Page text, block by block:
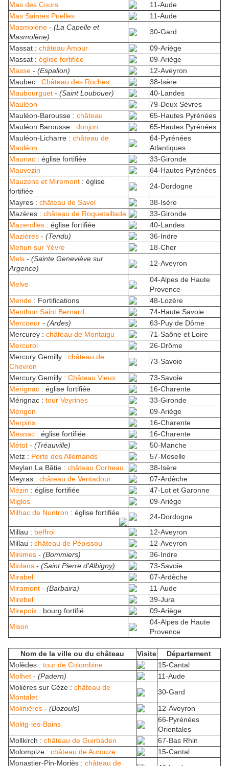
Mas des Cours
11-Aude
Mas Saintes Puelles
11-Aude
Masmolène - (La Capelle et
Masmolène)
30-Gard
Massat : château Amour
09-Ariège
Massat : église fortifiée
09-Ariège
Masse - (Espalion)
12-Aveyron
Maubec : Château des Roches
38-Isère
Maubourguet - (Saint Loubouer)
40-Landes
Mauléon
79-Deux Sèvres
Mauléon-Barousse : château
65-Hautes Pyrénées
Mauléon Barousse : donjon
65-Hautes Pyrénées
Mauléon-Licharre : château de
Mauléon
64-Pyrénées
Atlantiques
Mauriac : église fortifiée
33-Gironde
Mauvezin
64-Hautes Pyrénées
Mauzens et Miremont : église
fortifiée
24-Dordogne
Mayres : château de Savel
38-Isère
Mazères : château de Roquetaillade
33-Gironde
Mazerolles : église fortifiée
40-Landes
Mazières - (Tendu)
36-Indre
Mehun sur Yèvre
18-Cher
Mels - (Sainte Geneviève sur
Argence)
12-Aveyron
Melve
04-Alpes de Haute
Provence
Mende : Fortifications
48-Lozère
Menthon Saint Bernard
74-Haute Savoie
Mercoeur - (Ardes)
63-Puy de Dôme
Mercurey : château de Montaigu
71-Saône et Loire
Mercurol
26-Drôme
Mercury Gemilly : château de
Chevron
73-Savoie
Mercury Gemilly : Château Vieux
73-Savoie
Mérignac : église fortifiée
16-Charente
Mérignac : tour Veyrines
33-Gironde
Mérigon
09-Ariège
Merpins
16-Charente
Mesnac : église fortifiée
16-Charente
Métot - (Tréauville)
50-Manche
Metz : Porte des Allemands
57-Moselle
Meylan La Bâtie : château Corbeau
38-Isère
Meyras : château de Ventadour
07-Ardèche
Mézin : église fortifiée
47-Lot et Garonne
Miglos
09-Ariège
Milhac de Nontron : église fortifiée
24-Dordogne
Millau : beffroi
12-Aveyron
Millau : château de Pépissou
12-Aveyron
Minimes - (Bommiers)
36-Indre
Miolans - (Saint Pierre d'Albigny)
73-Savoie
Mirabel
07-Ardèche
Miramont - (Barbaira)
11-Aude
Mirebel
39-Jura
Mirepoix : bourg fortifié
09-Ariège
Mison
04-Alpes de Haute
Provence
Nom de la ville ou du château Visite
Département
Molèdes : tour de Colombine
15-Cantal
Molhet - (Padern)
11-Aude
Molières sur Cèze : château de
Montalet
30-Gard
Molinières - (Bozouls)
12-Aveyron
Molitg-les-Bains
66-Pyrénées
Orientales
Mollkirch : château de Guirbaden
67-Bas Rhin
Molompize : château de Aurouze
15-Cantal
Monastier-Pin-Moriès : château de